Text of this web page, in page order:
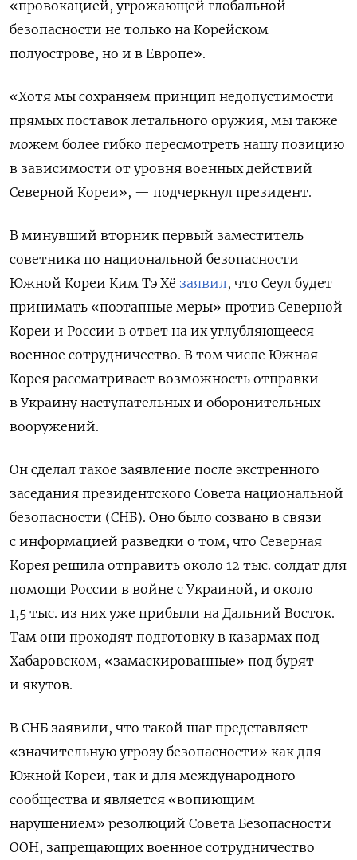
«провокацией, угрожающей глобальной
безопасности не только на Корейском
полуострове, но и в Европе».
«Хотя мы сохраняем принцип недопустимости
прямых поставок летального оружия, мы также
можем более гибко пересмотреть нашу позицию
в зависимости от уровня военных действий
Северной Кореи», — подчеркнул президент.
В минувший вторник первый заместитель
советника по национальной безопасности
Южной Кореи Ким Тэ Хё заявил, что Сеул будет
принимать «поэтапные меры» против Северной
Кореи и России в ответ на их углубляющееся
военное сотрудничество. В том числе Южная
Корея рассматривает возможность отправки
в Украину наступательных и оборонительных
вооружений.
Он сделал такое заявление после экстренного
заседания президентского Совета национальной
безопасности (СНБ). Оно было созвано в связи
с информацией разведки о том, что Северная
Корея решила отправить около 12 тыс. солдат для
помощи России в войне с Украиной, и около
1,5 тыс. из них уже прибыли на Дальний Восток.
Там они проходят подготовку в казармах под
Хабаровском, «замаскированные» под бурят
и якутов.
В СНБ заявили, что такой шаг представляет
«значительную угрозу безопасности» как для
Южной Кореи, так и для международного
сообщества и является «вопиющим
нарушением» резолюций Совета Безопасности
ООН, запрещающих военное сотрудничество